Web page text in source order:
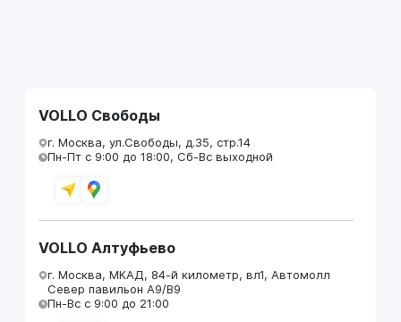
VOLLO Свободы
г. Москва, ул.Свободы, д.35, стр.14
Пн-Пт с 9:00 до 18:00, Сб-Вс выходной
VOLLO Алтуфьево
г. Москва, МКАД, 84-й километр, вл1, Автомолл
Север павильон А9/В9
Пн-Вс с 9:00 до 21:00